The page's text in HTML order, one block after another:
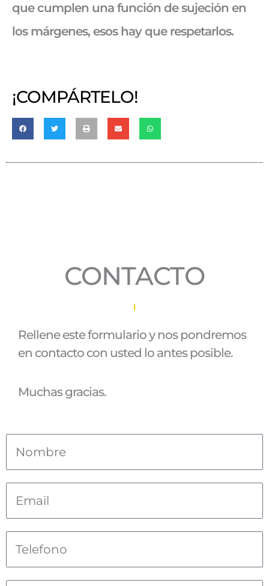
que cumplen una función de sujeción en
los márgenes, esos hay que respetarlos.
¡COMPÁRTELO!
CONTACTO
Rellene este formulario y nos pondremos
en contacto con usted lo antes posible.
Muchas gracias.